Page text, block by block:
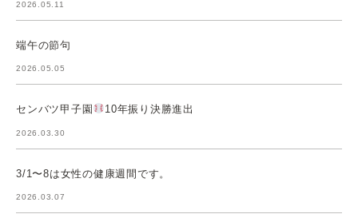
2026.05.11
端午の節句
2026.05.05
センバツ甲子園 10年振り決勝進出
2026.03.30
3/1〜8は女性の健康週間です。
2026.03.07